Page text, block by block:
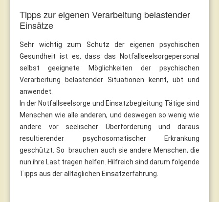
Tipps zur eigenen Verarbeitung belastender
Einsätze
Sehr wichtig zum Schutz der eigenen psychischen
Gesundheit ist es, dass das Notfallseelsorgepersonal
selbst geeignete Möglichkeiten der psychischen
Verarbeitung belastender Situationen kennt, übt und
anwendet.
In der Notfallseelsorge und Einsatzbegleitung Tätige sind
Menschen wie alle anderen, und deswegen so wenig wie
andere vor seelischer Überforderung und daraus
resultierender psychosomatischer Erkrankung
geschützt. So brauchen auch sie andere Menschen, die
nun ihre Last tragen helfen. Hilfreich sind darum folgende
Tipps aus der alltäglichen Einsatzerfahrung.